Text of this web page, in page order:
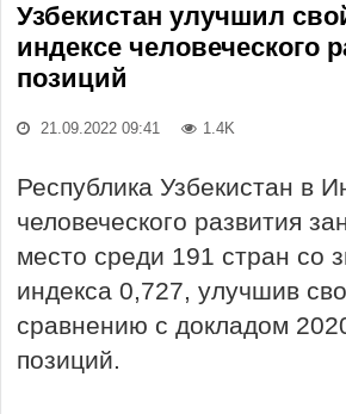
Узбекистан улучшил
индексе человеческого
позиций
21.09.2022 09:41 1.4K
Республика Узбекистан в
человеческого развития
место среди 191 стран со
индекса 0,727, улучшив
сравнению с докладом
позиций.